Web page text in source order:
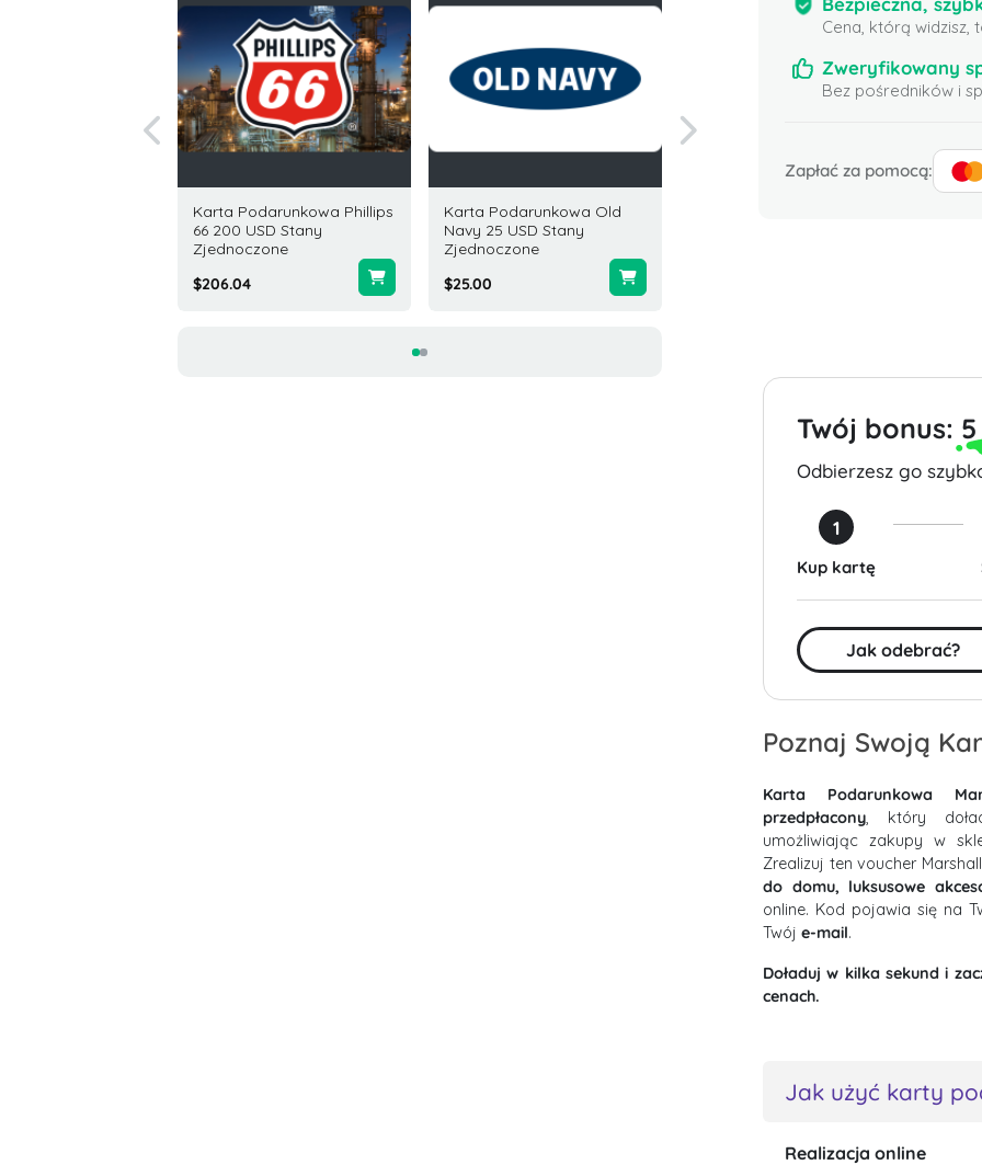
Karta Podarunkowa Phillips
66 200 USD Stany
Zjednoczone
$206.04
Karta Podarunkowa Old
Navy 25 USD Stany
Zjednoczone
$25.00
Cena, którą widzisz,
Zweryfikowany
Bez pośredników i
Zapłać za pomocą:
Twój bonus:
Odbierzesz go
1
Kup kartę
Jak odebrać?
Poznaj Swoją
Karta Podarunkowa
przedpłacony, który
umożliwiając zakupy w
Zrealizuj ten voucher
do domu, luksusowe
online. Kod pojawia się na
Twój e-mail.
Doładuj w kilka sekund i
cenach.
Jak użyć karty
Realizacja online